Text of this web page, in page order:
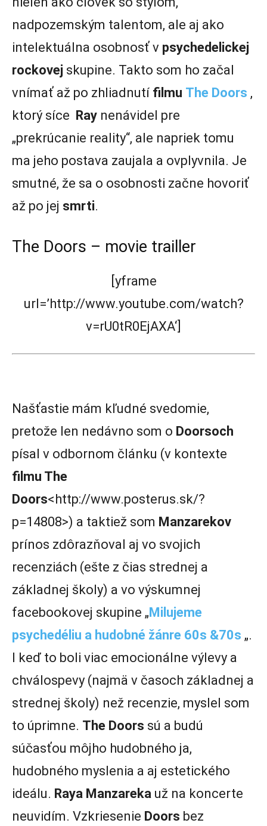
nadpozemským talentom, ale aj ako
intelektuálna osobnosť v psychedelickej
rockovej skupine. Takto som ho začal
vnímať až po zhliadnutí filmu The Doors ,
ktorý síce Ray nenávidel pre
„prekrúcanie reality“, ale napriek tomu
ma jeho postava zaujala a ovplyvnila. Je
smutné, že sa o osobnosti začne hovoriť
až po jej smrti.
The Doors – movie trailler
[yframe
url=’http://www.youtube.com/watch?
v=rU0tR0EjAXA‘]
Našťastie mám kľudné svedomie,
pretože len nedávno som o Doorsoch
písal v odbornom článku (v kontexte
filmu The
Doors<http://www.posterus.sk/?
p=14808>) a taktiež som Manzarekov
prínos zdôrazňoval aj vo svojich
recenziách (ešte z čias strednej a
základnej školy) a vo výskumnej
facebookovej skupine „Milujeme
psychedéliu a hudobné žánre 60s &70s „.
I keď to boli viac emocionálne výlevy a
chválospevy (najmä v časoch základnej a
strednej školy) než recenzie, myslel som
to úprimne. The Doors sú a budú
súčasťou môjho hudobného ja,
hudobného myslenia a aj estetického
ideálu. Raya Manzareka už na koncerte
neuvidím. Vzkriesenie Doors bez